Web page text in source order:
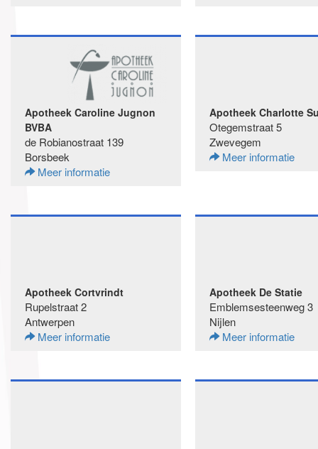
Apotheek Caroline Jugnon
BVBA
de Robianostraat 139
Borsbeek
Meer informatie
Apotheek Charlotte
Otegemstraat 5
Zwevegem
Meer informatie
Apotheek Cortvrindt
Rupelstraat 2
Antwerpen
Meer informatie
Apotheek De Statie
Emblemsesteenweg 3
Nijlen
Meer informatie